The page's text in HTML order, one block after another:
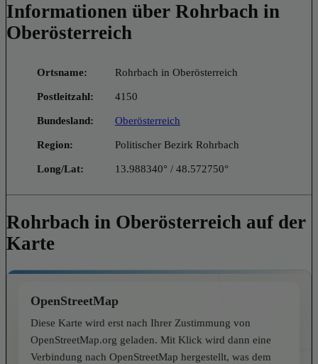
Informationen über Rohrbach in
Oberösterreich
Ortsname: Rohrbach in Oberösterreich
Postleitzahl: 4150
Bundesland: Oberösterreich
Region: Politischer Bezirk Rohrbach
Long/Lat: 13.988340° / 48.572750°
Rohrbach in Oberösterreich auf der
Karte
OpenStreetMap
Diese Karte wird erst nach Ihrer Zustimmung von
OpenStreetMap.org geladen. Mit Klick wird dann eine
Verbindung nach OpenStreetMap hergestellt, was dem